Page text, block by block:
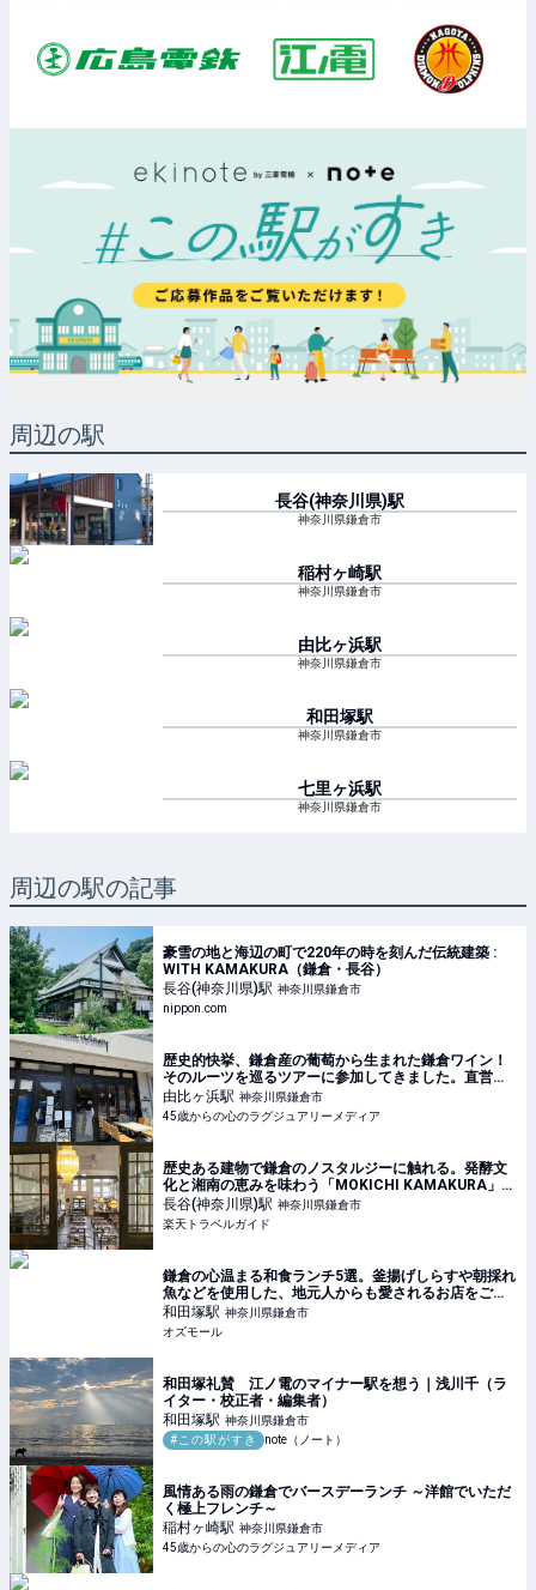
周辺の駅
長谷(神奈川県)駅
神奈川県鎌倉市
稲村ヶ崎駅
神奈川県鎌倉市
由比ヶ浜駅
神奈川県鎌倉市
和田塚駅
神奈川県鎌倉市
七里ヶ浜駅
神奈川県鎌倉市
周辺の駅の記事
豪雪の地と海辺の町で220年の時を刻んだ伝統建築 :
WITH KAMAKURA（鎌倉・長谷）
長谷(神奈川県)駅 神奈川県鎌倉市
nippon.com
歴史的快挙、鎌倉産の葡萄から生まれた鎌倉ワイン！
そのルーツを巡るツアーに参加してきました。直営の
葡萄畑巡りやカフェKAMAKURA WINERYで、ワイン
に合わせて、ランチ、デザートを楽しんで来まし
由比ヶ浜駅 神奈川県鎌倉市
45歳からの心のラグジュアリーメディア
歴史ある建物で鎌倉のノスタルジーに触れる。発酵文
化と湘南の恵みを味わう「MOKICHI KAMAKURA」
【楽天トラベル】
長谷(神奈川県)駅 神奈川県鎌倉市
楽天トラベルガイド
鎌倉の心温まる和食ランチ5選。釜揚げしらすや朝採れ
魚などを使用した、地元人からも愛されるお店をご紹
介 - OZmall
和田塚駅 神奈川県鎌倉市
オズモール
和田塚礼賛 江ノ電のマイナー駅を想う｜浅川千（ラ
イター・校正者・編集者）
和田塚駅 神奈川県鎌倉市
#この駅がすき
note（ノート）
風情ある雨の鎌倉でバースデーランチ ～洋館でいただ
く極上フレンチ～
稲村ヶ崎駅 神奈川県鎌倉市
45歳からの心のラグジュアリーメディア